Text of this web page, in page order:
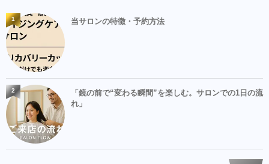
当サロンの特徴・予約方法
1
「鏡の前で“変わる瞬間”を楽しむ。サロンでの1日の流
れ」
2